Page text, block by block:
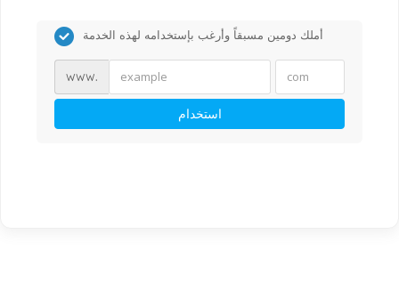
أملك دومين مسبقاً وأرغب بإستخدامه لهذه الخدمة
www.
استخدام